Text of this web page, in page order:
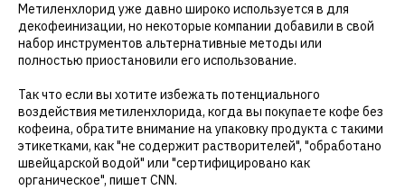
Метиленхлорид уже давно широко используется в для
декофеинизации, но некоторые компании добавили в свой
набор инструментов альтернативные методы или
полностью приостановили его использование.
Так что если вы хотите избежать потенциального
воздействия метиленхлорида, когда вы покупаете кофе без
кофеина, обратите внимание на упаковку продукта с такими
этикетками, как "не содержит растворителей", "обработано
швейцарской водой" или "сертифицировано как
органическое", пишет CNN.